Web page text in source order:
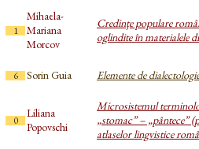
1
Mihaela-
Mariana
Morcov
Credinţe populare
oglindite în materialele
6 Sorin Guia Elemente de
0
Liliana
Popovschi
Microsistemul
„stomac” – „pântece”
atlaselor lingvistice